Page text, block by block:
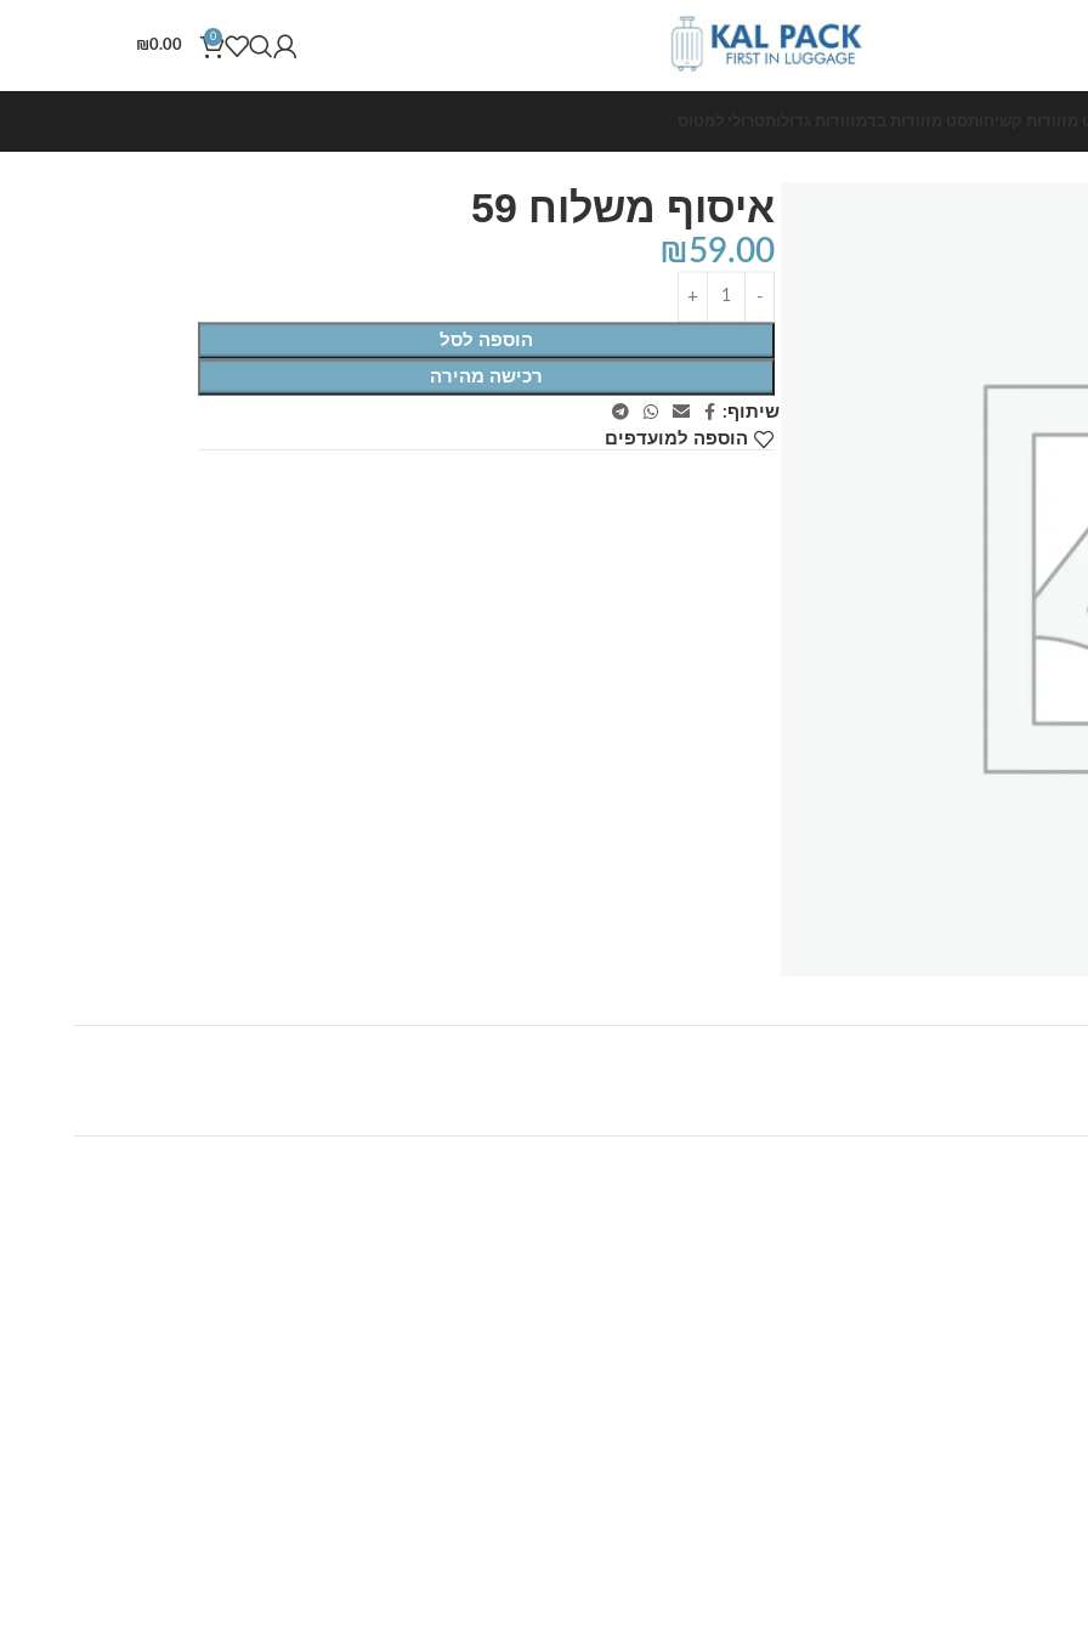
0
₪0.00
איסוף משלוח 59
₪59.00
הוספה לסל
רכישה מהירה
שיתוף:
הוספה למועדפים